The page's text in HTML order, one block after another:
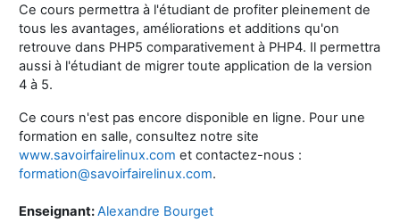
Ce cours permettra à l'étudiant de profiter pleinement de
tous les avantages, améliorations et additions qu'on
retrouve dans PHP5 comparativement à PHP4. Il permettra
aussi à l'étudiant de migrer toute application de la version
4 à 5.
Ce cours n'est pas encore disponible en ligne. Pour une
formation en salle, consultez notre site
www.savoirfairelinux.com et contactez-nous :
formation@savoirfairelinux.com.
Enseignant:Alexandre Bourget